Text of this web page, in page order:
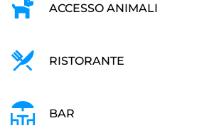
ACCESSO ANIMALI
RISTORANTE
BAR